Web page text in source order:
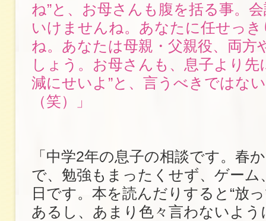
ね”と、お母さんも腹を括る事。
いけませんね。あなたに任せっ
ね。あなたは母親・父親役、両方
しょう。お母さんも、息子より先
減にせいよ”と、言うべきではな
（笑）」
「中学2年の息子の相談です。春
で、勉強もまったくせず、ゲーム
日です。本を読んだりすると“放
あるし、あまり色々言わないよう